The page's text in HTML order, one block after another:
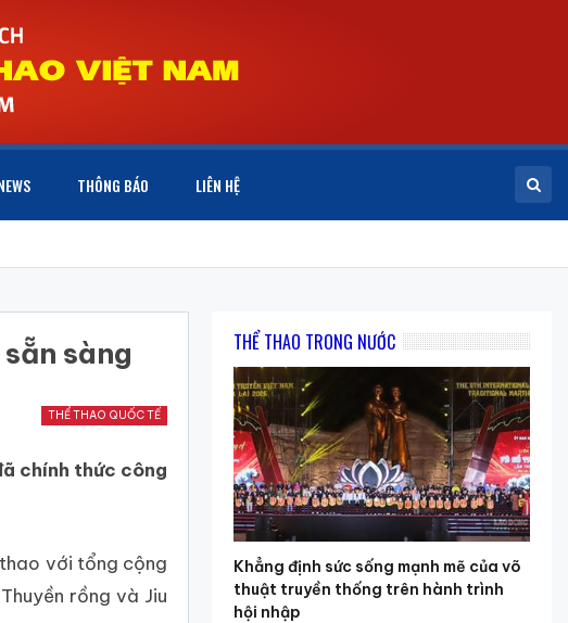
THÔNG BÁO LIÊN HỆ
sàng
THỂ THAO QUỐC TẾ
chính thức công
với tổng cộng
rồng và Jiu
THỂ THAO TRONG NƯỚC
Khẳng định sức sống mạnh mẽ của võ
thuật truyền thống trên hành trình
hội nhập